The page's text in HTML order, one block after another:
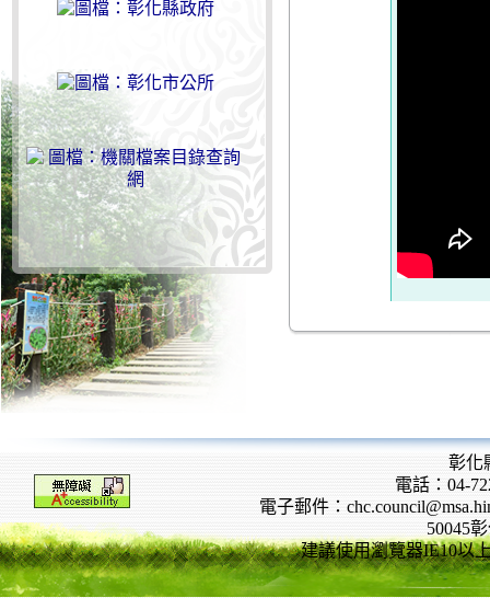
彰化
電話：04-
電子郵件：
50045
建議使用瀏覽器IE10以